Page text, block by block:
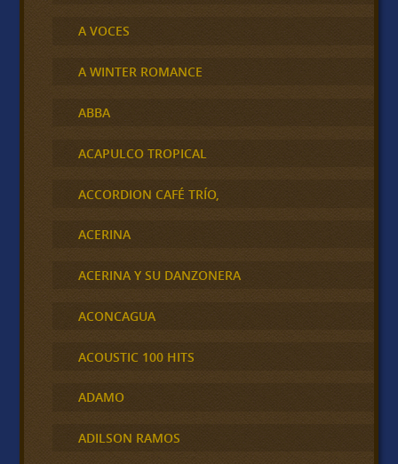
A VOCES
A WINTER ROMANCE
ABBA
ACAPULCO TROPICAL
ACCORDION CAFÉ TRÍO,
ACERINA
ACERINA Y SU DANZONERA
ACONCAGUA
ACOUSTIC 100 HITS
ADAMO
ADILSON RAMOS